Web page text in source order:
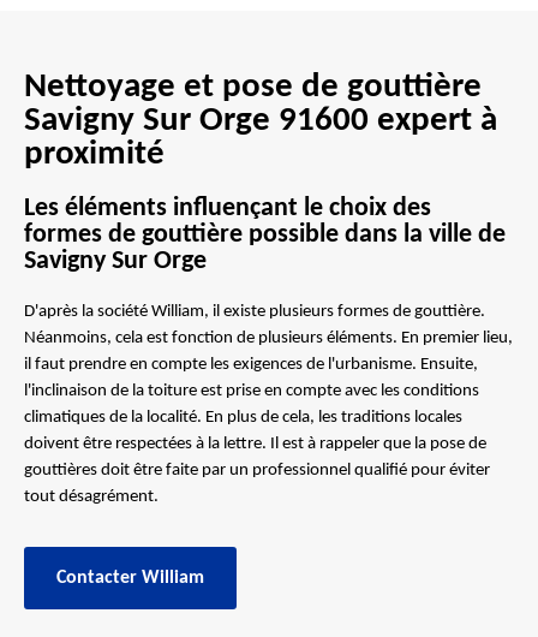
Nettoyage et pose de gouttière
Savigny Sur Orge 91600 expert à
proximité
Les éléments influençant le choix des
formes de gouttière possible dans la ville de
Savigny Sur Orge
D'après la société William, il existe plusieurs formes de gouttière.
Néanmoins, cela est fonction de plusieurs éléments. En premier lieu,
il faut prendre en compte les exigences de l'urbanisme. Ensuite,
l'inclinaison de la toiture est prise en compte avec les conditions
climatiques de la localité. En plus de cela, les traditions locales
doivent être respectées à la lettre. Il est à rappeler que la pose de
gouttières doit être faite par un professionnel qualifié pour éviter
tout désagrément.
Contacter William